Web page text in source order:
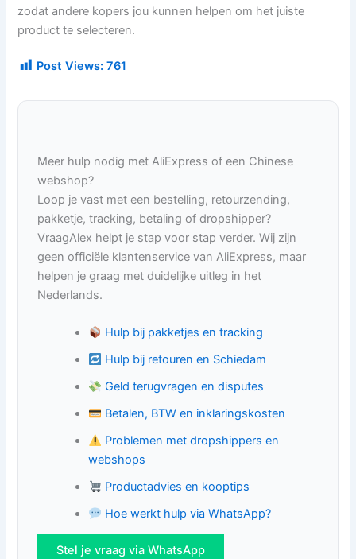
zodat andere kopers jou kunnen helpen om het juiste
product te selecteren.
Post Views: 761
Meer hulp nodig met AliExpress of een Chinese
webshop?
Loop je vast met een bestelling, retourzending,
pakketje, tracking, betaling of dropshipper?
VraagAlex helpt je stap voor stap verder. Wij zijn
geen officiële klantenservice van AliExpress, maar
helpen je graag met duidelijke uitleg in het
Nederlands.
Hulp bij pakketjes en tracking
Hulp bij retouren en Schiedam
Geld terugvragen en disputes
Betalen, BTW en inklaringskosten
Problemen met dropshippers en
webshops
Productadvies en kooptips
Hoe werkt hulp via WhatsApp?
Stel je vraag via WhatsApp